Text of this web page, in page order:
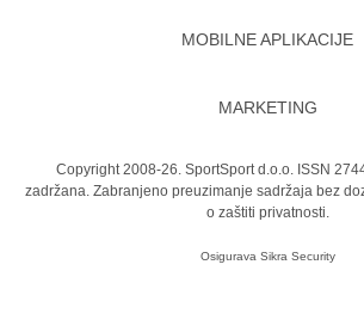
MOBILNE APLIKACIJE
MARKETING
Copyright 2008-26. SportSport d.o.o. ISSN
zadržana. Zabranjeno preuzimanje sadržaja bez
o zaštiti privatnosti.
Osigurava Sikra Security